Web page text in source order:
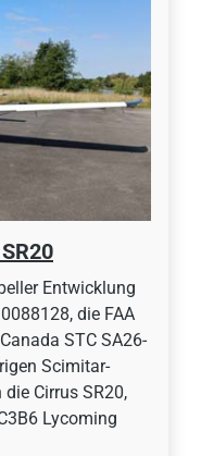
Entwicklung
die FAA
STC SA26-
Scimitar-
Cirrus SR20,
Lycoming